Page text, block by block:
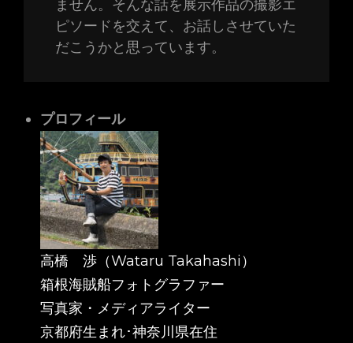
ません。そんな話を展示作品の撮影エ
ピソードを交えて、お話しさせていた
だこうかと思っています。
プロフィール
高橋 渉（Wataru Takahashi）
箱根海賊船フォトグラファー
写真家・メディアライター
京都府生まれ･神奈川県在住